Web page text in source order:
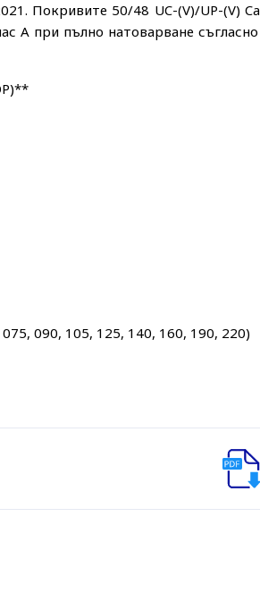
Покривите 50/48 UC-(V)/UP-(V)
А при пълно натоварване
090, 105, 125, 140, 160, 190, 220)